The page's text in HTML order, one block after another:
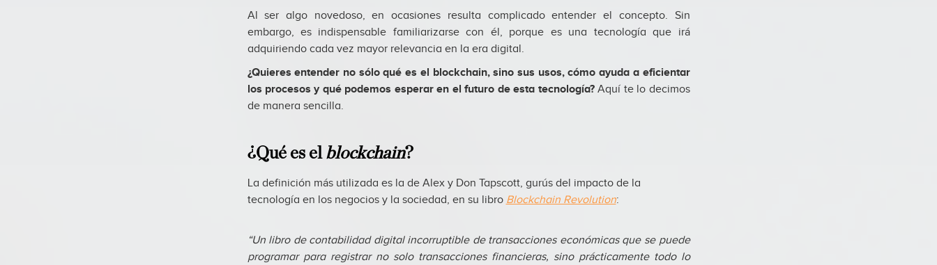
Al ser algo novedoso, en ocasiones resulta complicado entender el concepto. Sin
embargo, es indispensable familiarizarse con él, porque es una tecnología que irá
adquiriendo cada vez mayor relevancia en la era digital.
¿Quieres entender no sólo qué es el blockchain, sino sus usos, cómo ayuda a eficientar
los procesos y qué podemos esperar en el futuro de esta tecnología?Aquí te lo decimos
de manera sencilla.
¿Qué es el blockchain?
La definición más utilizada es la de Alex y Don Tapscott, gurús del impacto de la
tecnología en los negocios y la sociedad, en su libro Blockchain Revolution:
“Un libro de contabilidad digital incorruptible de transacciones económicas que se puede
programar para registrar no solo transacciones financieras, sino prácticamente todo lo